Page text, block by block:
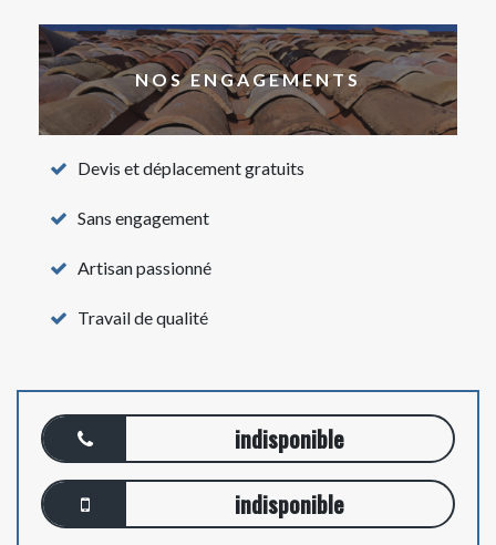
NOS ENGAGEMENTS
Devis et déplacement gratuits
Sans engagement
Artisan passionné
Travail de qualité
indisponible
indisponible